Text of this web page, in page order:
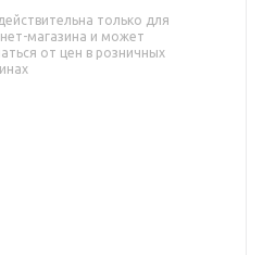
только для
магазина и может
от цен в розничных